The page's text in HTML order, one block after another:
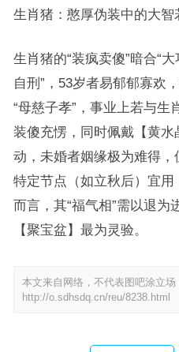
生肖猪：憨厚伪装中的大智
生肖猪的“装疯卖傻”暗合“
自刑”，53岁者易郁郁寡欢
“母慈子孝”，事业上若与生
装傻充愣，同时佩戴【黄
动，未婚者姻缘极为难得，
特定节点（如立秋后）宜
而言，其“福气相”需以退为
【聚宝盆】最为灵验。
本文来自网络，不代表图吧涂立场
http://o.sdhsdq.cn/reu/8238.html